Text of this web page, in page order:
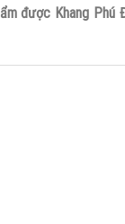
được Khang